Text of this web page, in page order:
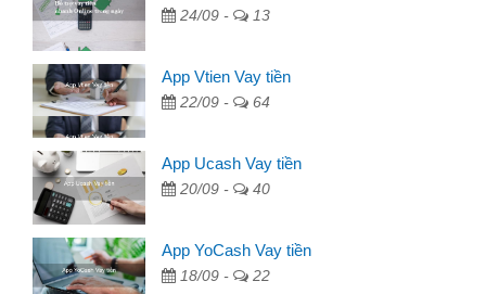
24/09 - 13
App Vtien Vay tiền
22/09 - 64
App Ucash Vay tiền
20/09 - 40
App YoCash Vay tiền
18/09 - 22